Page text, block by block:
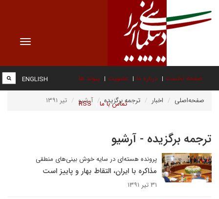
Toggle
صفحه نخست درباره ما عضویت پیوند ها
تماس با ما RSS
ENGLISH
صفحه‌اصلی اخبار ترجمه برگزیده آرشیو تیر ۱۳۹۱
ترجمه برگزیده - آرشیو
پرونده هسته‌ای در سایه خوش بینی‌های منطقی
مذاکره با ایران، التقاط بهار و پاییز است
۳۱ تیر ۱۳۹۱